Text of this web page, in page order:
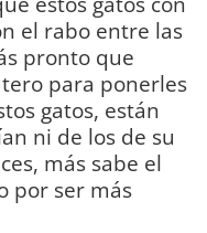
el rabo entre las
pronto que
para ponerles
gatos, están
ni de los de su
más sabe el
por ser más